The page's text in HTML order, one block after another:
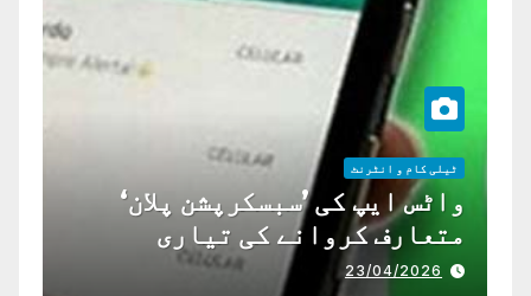
ٹیلی کام و انٹرنٹ
واٹس ایپ کی ’سبسکرپشن پلان‘
متعارف کروانے کی تیاری
23/04/2026